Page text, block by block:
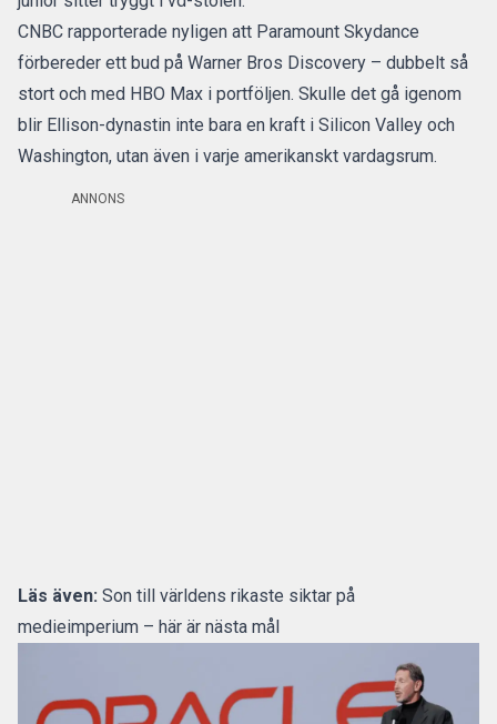
CNBC rapporterade nyligen att Paramount Skydance
förbereder ett bud på Warner Bros Discovery – dubbelt så
stort och med HBO Max i portföljen. Skulle det gå igenom
blir Ellison-dynastin inte bara en kraft i Silicon Valley och
Washington, utan även i varje amerikanskt vardagsrum.
ANNONS
Läs även: Son till världens rikaste siktar på
medieimperium – här är nästa mål